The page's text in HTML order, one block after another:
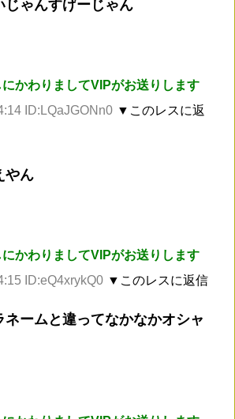
じゃんすげーじゃん
にかわりましてVIPがお送りします
ID:LQaJGONn0 ▼このレスに返
やん
にかわりましてVIPがお送りします
ID:eQ4xrykQ0 ▼このレスに返信
ネームと違ってなかなかオシャ